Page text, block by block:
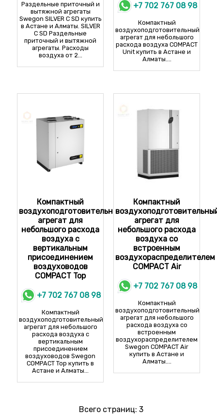
Раздельные приточный и
вытяжной агрегаты
Swegon SILVER C SD купить
в Астане и Алматы. SILVER
C SD Раздельные
приточный и вытяжной
агрегаты. Расходы
воздуха от 2...
+7 702 767 08 98
Компактный
воздухоподготовительный
агрегат для небольшого
расхода воздуха COMPACT
Unit купить в Астане и
Алматы....
Компактный
воздухоподготовительный
агрегат для
небольшого расхода
воздуха с
вертикальным
присоединением
воздуховодов
COMPACT Top
+7 702 767 08 98
Компактный
воздухоподготовительный
агрегат для небольшого
расхода воздуха с
вертикальным
присоединением
воздуховодов Swegon
COMPACT Top купить в
Астане и Алматы...
Компактный
агрегат для
небольшого расхода
воздуха со
встроенным
воздухораспределителем
COMPACT Air
+7 702 767 08 98
Компактный
воздухоподготовительный
агрегат для небольшого
расхода воздуха со
встроенным
воздухораспределителем
Swegon COMPACT Air
купить в Астане и
Алматы....
Всего страниц: 3